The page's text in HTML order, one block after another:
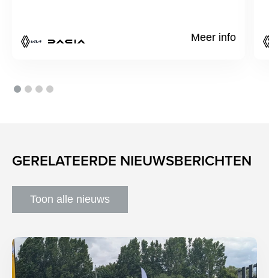
Renault
KIA Meer info
GERELATEERDE NIEUWSBERICHTEN
Toon alle nieuws